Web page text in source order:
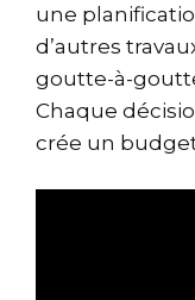
une
d’autres
goutte-à-
Chaque
crée un